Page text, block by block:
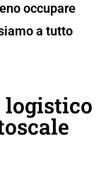
occupare
a tutto
logistico